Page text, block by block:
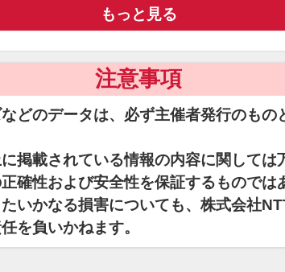
もっと見る
注意事項
どのデータは、必ず主催者発行のもの
掲載されている情報の内容に関しては
確性および安全性を保証するものでは
いかなる損害についても、株式会社
を負いかねます。